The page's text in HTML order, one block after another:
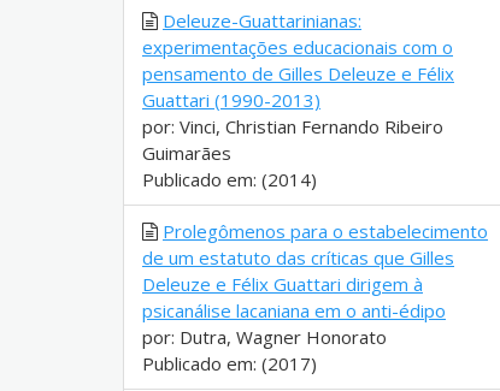
Deleuze-Guattarinianas:
experimentações educacionais com o
pensamento de Gilles Deleuze e Félix
Guattari (1990-2013)
por: Vinci, Christian Fernando Ribeiro
Guimarães
Publicado em: (2014)
Prolegômenos para o estabelecimento
de um estatuto das críticas que Gilles
Deleuze e Félix Guattari dirigem à
psicanálise lacaniana em o anti-édipo
por: Dutra, Wagner Honorato
Publicado em: (2017)